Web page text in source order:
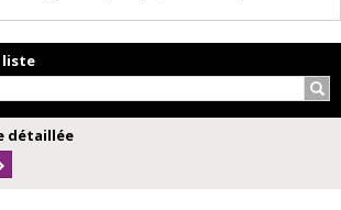
liste
détaillée